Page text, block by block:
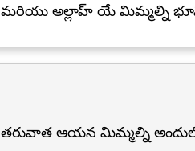
మరియు అల్లాహ్ యే మిమ్మల్ని భూమి
తరువాత ఆయన మిమ్మల్ని